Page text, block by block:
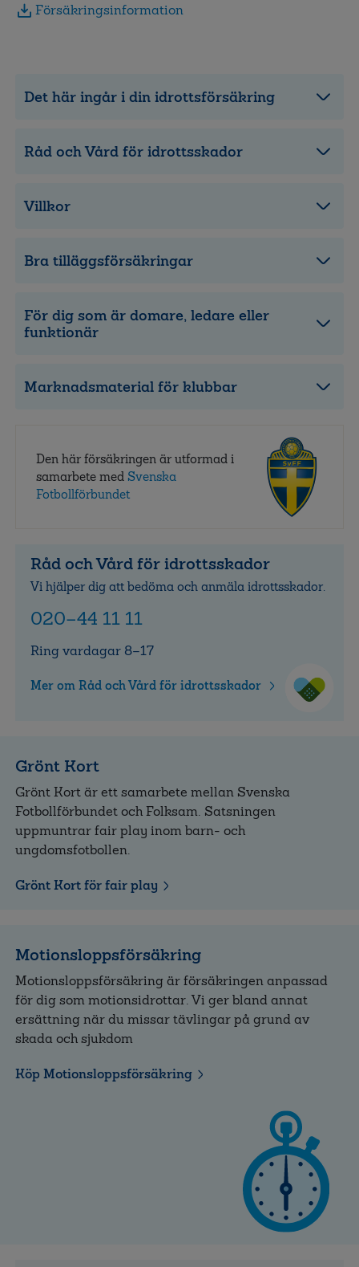
Försäkringsinformation
Det här ingår i din idrottsförsäkring
Råd och Vård för idrottsskador
Villkor
Bra tilläggsförsäkringar
För dig som är domare, ledare eller
funktionär
Marknadsmaterial för klubbar
Den här försäkringen är utformad i
samarbete med Svenska
Fotbollförbundet
Råd och Vård för idrottsskador
Vi hjälper dig att bedöma och anmäla idrottsskador.
020–44 11 11
Ring vardagar 8–17
Mer om Råd och Vård för idrottsskador
Grönt Kort
Grönt Kort är ett samarbete mellan Svenska
Fotbollförbundet och Folksam. Satsningen
uppmuntrar fair play inom barn- och
ungdomsfotbollen.
Grönt Kort för fair play
Motionsloppsförsäkring
Motionsloppsförsäkring är försäkringen anpassad
för dig som motionsidrottar. Vi ger bland annat
ersättning när du missar tävlingar på grund av
skada och sjukdom
Köp Motionsloppsförsäkring